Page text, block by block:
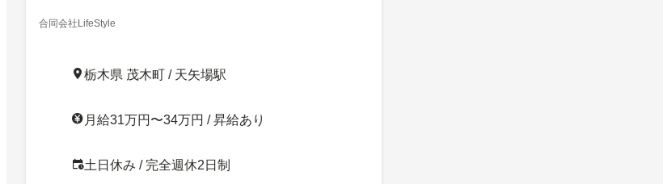
合同会社LifeStyle
栃木県 茂木町 / 天矢場駅
月給31万円〜34万円 / 昇給あり
土日休み / 完全週休2日制